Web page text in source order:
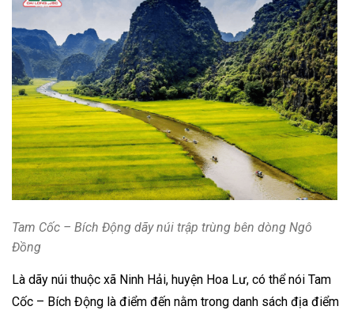
Tam Cốc – Bích Động dãy núi trập trùng bên dòng Ngô
Đồng
Là dãy núi thuộc xã Ninh Hải, huyện Hoa Lư, có thể nói Tam
Cốc – Bích Động là điểm đến nằm trong danh sách địa điểm